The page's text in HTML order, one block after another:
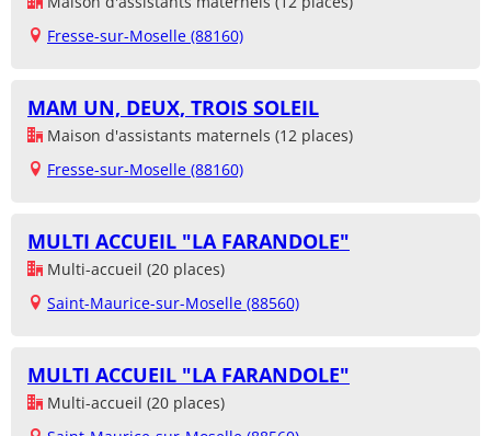
Fresse-sur-Moselle (88160)
MAM UN, DEUX, TROIS SOLEIL
Maison d'assistants maternels (12 places)
Fresse-sur-Moselle (88160)
MULTI ACCUEIL "LA FARANDOLE"
Multi-accueil (20 places)
Saint-Maurice-sur-Moselle (88560)
MULTI ACCUEIL "LA FARANDOLE"
Multi-accueil (20 places)